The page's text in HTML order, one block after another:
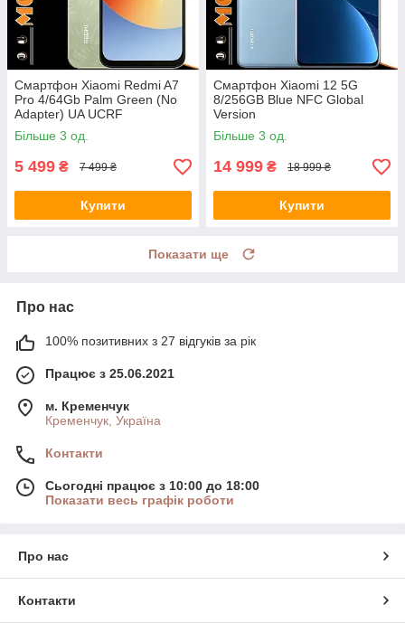
Смартфон Xiaomi Redmi A7
Pro 4/64Gb Palm Green (No
Adapter) UA UCRF
Більше 3 од.
5 499 ₴ 7 499 ₴
Купити
Смартфон Xiaomi 12 5G
8/256GB Blue NFC Global
Version
Більше 3 од.
14 999 ₴ 18 999 ₴
Купити
Показати ще
Про нас
100% позитивних з 27 відгуків за рік
Працює з 25.06.2021
м. Кременчук
Кременчук, Україна
Контакти
Сьогодні працює з 10:00 до 18:00
Показати весь графік роботи
Про нас
Контакти